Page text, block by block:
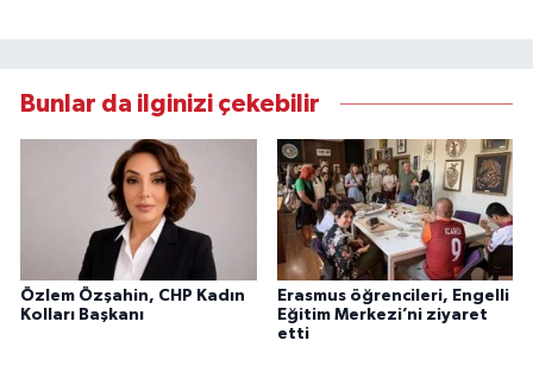
Bunlar da ilginizi çekebilir
Özlem Özşahin, CHP Kadın
Kolları Başkanı
Erasmus öğrencileri, Engelli
Eğitim Merkezi’ni ziyaret
etti